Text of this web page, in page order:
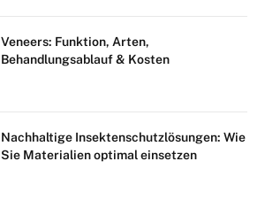
Veneers: Funktion, Arten,
Behandlungsablauf & Kosten
Nachhaltige Insektenschutzlösungen: Wie
Sie Materialien optimal einsetzen